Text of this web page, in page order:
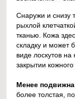
Снаружи и снизу
рыхлой
тканью. Кожа
складку и может
виде лоскутов на
закрытии
Менее
более толстая,